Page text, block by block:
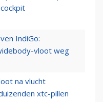
IndiGo:
vloot weg
na vlucht
xtc-pillen